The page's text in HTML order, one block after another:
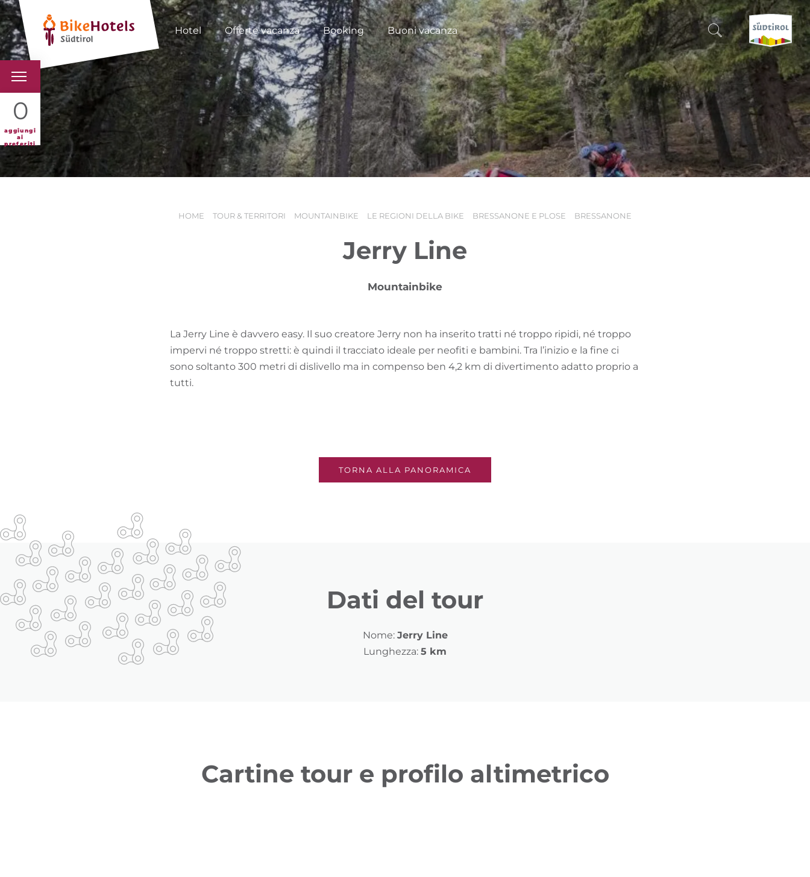
Hotel Offerte vacanza Booking Buoni vacanza
0
aggiungi
ai
preferiti
BIKEHOTELS
HOTELS & PACCHETTI
TOUR & TERRITORI
CERCA E PRENOTA
SCOPRI L'ALTO ADIGE
QUANDO?
HOME TOUR & TERRITORI MOUNTAINBIKE LE REGIONI DELLA BIKE BRESSANONE E PLOSE BRESSANONE
Jerry Line
Mountainbike
La Jerry Line è davvero easy. Il suo creatore Jerry non ha inserito tratti né troppo ripidi, né troppo
impervi né troppo stretti: è quindi il tracciato ideale per neofiti e bambini. Tra l’inizio e la fine ci
sono soltanto 300 metri di dislivello ma in compenso ben 4,2 km di divertimento adatto proprio a
tutti.
TORNA ALLA PANORAMICA
Dati del tour
Nome: Jerry Line
Lunghezza: 5 km
Cartine tour e profilo altimetrico